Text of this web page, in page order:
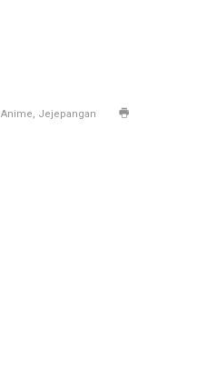
Anime Jejepangan